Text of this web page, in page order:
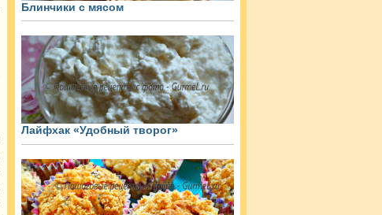
Блинчики с мясом
Лайфхак «Удобный творог»